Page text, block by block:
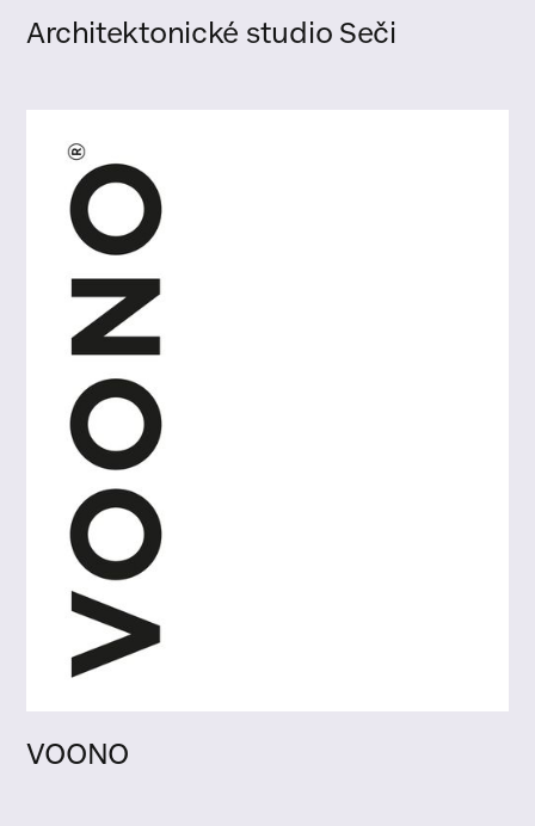
Architektonické studio Seči
VOONO